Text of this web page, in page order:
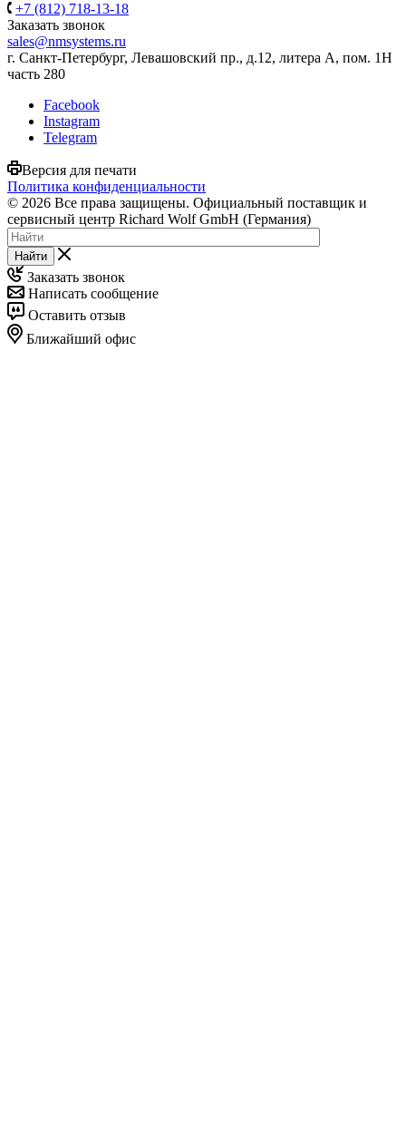
+7 (812) 718-13-18
Заказать звонок
sales@nmsystems.ru
г. Санкт-Петербург, Левашовский пр., д.12, литера А, пом. 1Н
часть 280
Facebook
Instagram
Telegram
Версия для печати
Политика конфиденциальности
© 2026 Все права защищены. Официальный поставщик и
сервисный центр Richard Wolf GmbH (Германия)
Найти
Заказать звонок
Написать сообщение
Оставить отзыв
Ближайший офис